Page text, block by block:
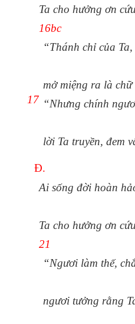
Ta cho hưởng ơn
16bc
“Thánh chỉ của
mở miệng ra là
17 “Nhưng chính
lời Ta truyền, đem
Đ.
Ai sống đời hoàn
Ta cho hưởng ơn
21
“Ngươi làm thế,
ngươi tưởng rằng